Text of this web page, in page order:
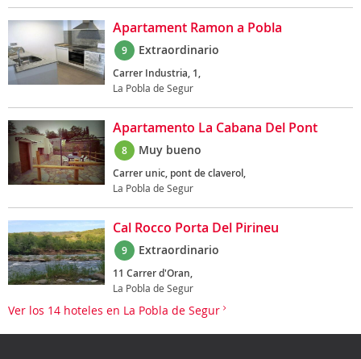
Apartament Ramon a Pobla
9 Extraordinario
Carrer Industria, 1,
La Pobla de Segur
Apartamento La Cabana Del Pont
8 Muy bueno
Carrer unic, pont de claverol,
La Pobla de Segur
Cal Rocco Porta Del Pirineu
9 Extraordinario
11 Carrer d'Oran,
La Pobla de Segur
Ver los 14 hoteles en La Pobla de Segur